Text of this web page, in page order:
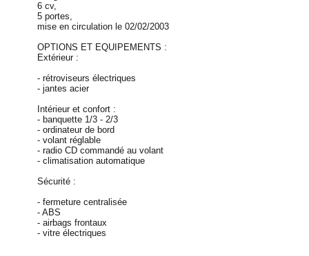
6 cv,
5 portes,
mise en circulation le 02/02/2003
OPTIONS ET EQUIPEMENTS :
Extérieur :
- rétroviseurs électriques
- jantes acier
Intérieur et confort :
- banquette 1/3 - 2/3
- ordinateur de bord
- volant réglable
- radio CD commandé au volant
- climatisation automatique
Sécurité :
- fermeture centralisée
- ABS
- airbags frontaux
- vitre électriques